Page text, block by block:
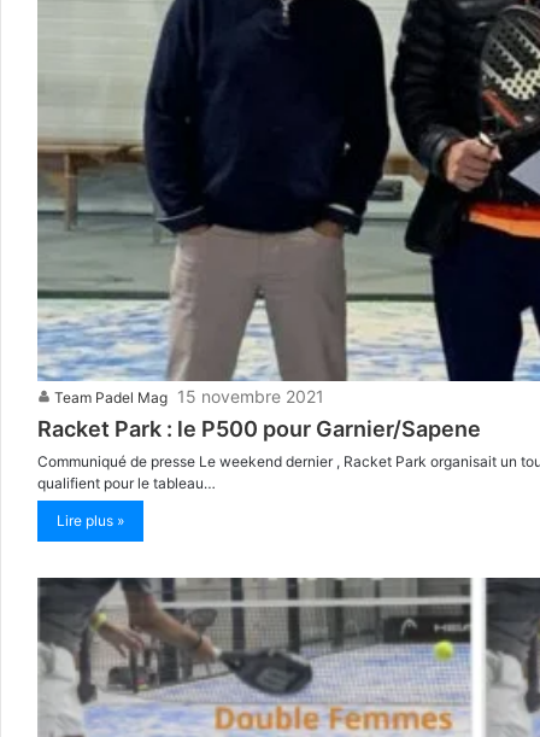
Team Padel Mag 15 novembre 2021
Racket Park : le P500 pour Garnier/Sapene
Communiqué de presse Le weekend dernier , Racket Park organisait un
qualifient pour le tableau…
Lire plus »